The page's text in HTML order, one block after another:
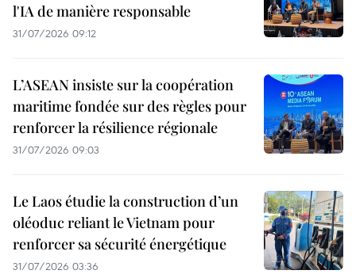
l'IA de manière responsable
31/07/2026 09:12
L’ASEAN insiste sur la coopération
maritime fondée sur des règles pour
renforcer la résilience régionale
31/07/2026 09:03
Le Laos étudie la construction d’un
oléoduc reliant le Vietnam pour
renforcer sa sécurité énergétique
31/07/2026 03:36